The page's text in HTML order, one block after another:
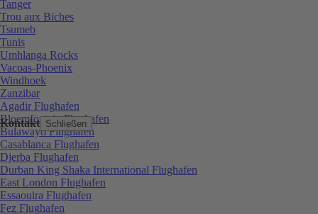
Kontakt Schließen
Tanger
Trou aux Biches
Tsumeb
Tunis
Umhlanga Rocks
Vacoas-Phoenix
Windhoek
Zanzibar
Agadir Flughafen
Bloemfontein Flughafen
Bulawayo Flughafen
Casablanca Flughafen
Djerba Flughafen
Durban King Shaka International Flughafen
East London Flughafen
Essaouira Flughafen
Fez Flughafen